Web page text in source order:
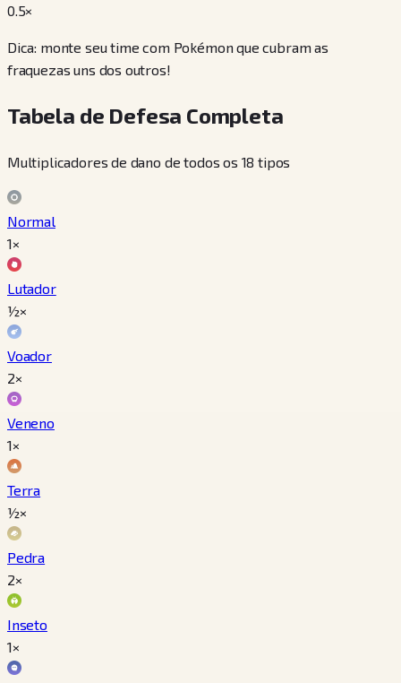
0.5×
Dica: monte seu time com Pokémon que cubram as
fraquezas uns dos outros!
Tabela de Defesa Completa
Multiplicadores de dano de todos os 18 tipos
Normal
1×
Lutador
½×
Voador
2×
Veneno
1×
Terra
½×
Pedra
2×
Inseto
1×